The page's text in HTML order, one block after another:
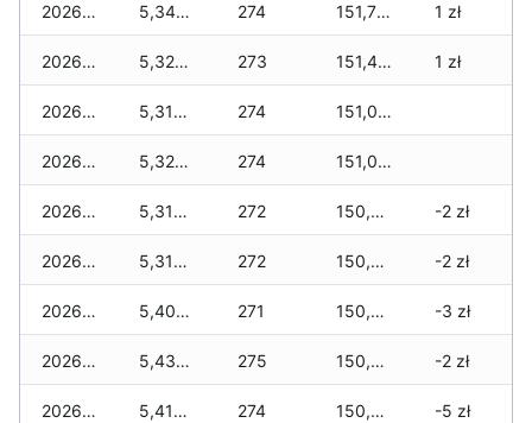
2026-06-04 5,340 zł 274 151,780 zł 1 zł
2026-06-03 5,320 zł 273 151,470 zł 1 zł
2026-06-02 5,310 zł 274 151,090 zł
2026-06-01 5,320 zł 274 151,080 zł
2026-05-31 5,310 zł 272 150,690 zł -2 zł
2026-05-30 5,310 zł 272 150,690 zł -2 zł
2026-05-29 5,400 zł 271 150,660 zł -3 zł
2026-05-28 5,430 zł 275 150,530 zł -2 zł
2026-05-27 5,410 zł 274 150,350 zł -5 zł